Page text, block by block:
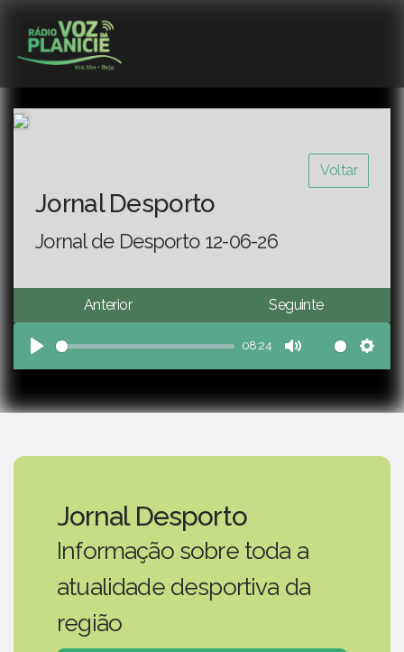
Voltar
Jornal Desporto
Jornal de Desporto 12-06-26
Anterior Seguinte
Play
08:24
Mute
Jornal Desporto
Informação sobre toda a
atualidade desportiva da
região